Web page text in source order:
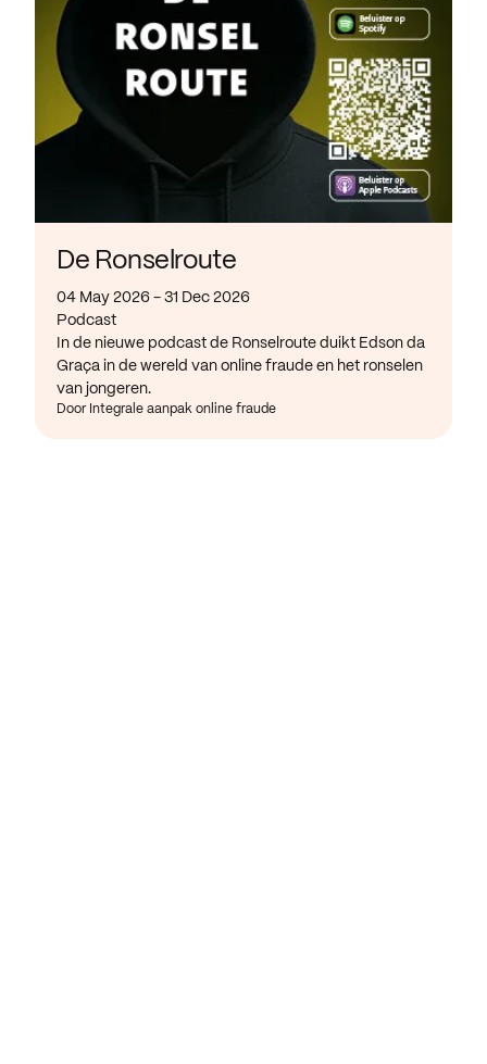
De Ronselroute
04 May 2026 - 31 Dec 2026
Podcast
In de nieuwe podcast de Ronselroute duikt Edson da
Graça in de wereld van online fraude en het ronselen
van jongeren.
Door Integrale aanpak online fraude